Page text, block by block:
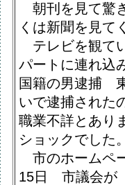
朝刊を見て驚
くは新聞を見て
テレビを観て
パートに連れ
国籍の男逮捕
いで逮捕された
職業不詳とあり
ショックでした
市のホームペ
15日 市議会が